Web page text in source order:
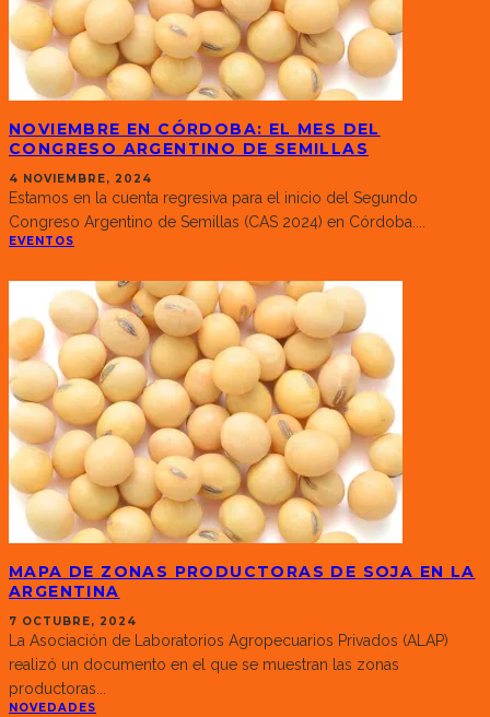
NOVIEMBRE EN CÓRDOBA: EL MES DEL
CONGRESO ARGENTINO DE SEMILLAS
4 NOVIEMBRE, 2024
Estamos en la cuenta regresiva para el inicio del Segundo
Congreso Argentino de Semillas (CAS 2024) en Córdoba.
EVENTOS
MAPA DE ZONAS PRODUCTORAS DE SOJA EN LA
ARGENTINA
7 OCTUBRE, 2024
La Asociación de Laboratorios Agropecuarios Privados (ALAP)
realizó un documento en el que se muestran las zonas
productoras
NOVEDADES